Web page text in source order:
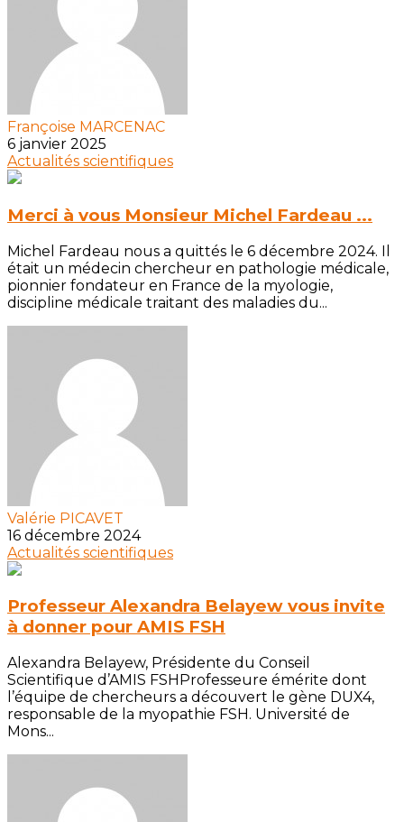
Françoise MARCENAC
6 janvier 2025
Actualités scientifiques
Merci à vous Monsieur Michel Fardeau ...
Michel Fardeau nous a quittés le 6 décembre 2024. Il
était un médecin chercheur en pathologie médicale,
pionnier fondateur en France de la myologie,
discipline médicale traitant des maladies du...
Valérie PICAVET
16 décembre 2024
Actualités scientifiques
Professeur Alexandra Belayew vous invite
à donner pour AMIS FSH
Alexandra Belayew, Présidente du Conseil
Scientifique d’AMIS FSHProfesseure émérite dont
l’équipe de chercheurs a découvert le gène DUX4,
responsable de la myopathie FSH. Université de
Mons...